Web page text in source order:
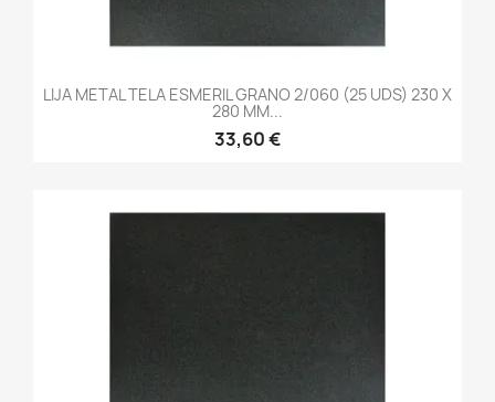
LIJA METAL TELA ESMERIL GRANO 2/060 (25 UDS) 230 X
280 MM...
33,60 €